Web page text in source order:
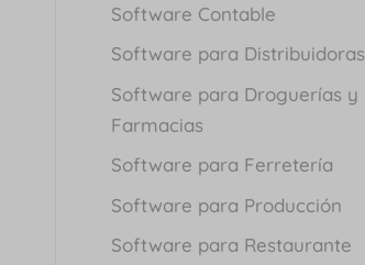
Software Contable
Software para Distribuidoras
Software para Droguerías y
Farmacias
Software para Ferretería
Software para Producción
Software para Restaurante